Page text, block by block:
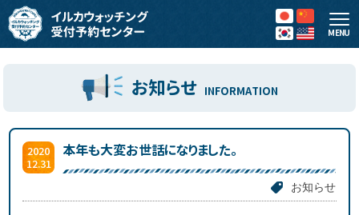
MENU
お知らせ INFORMATION
2020
12.31
本年も大変お世話になりました。
お知らせ